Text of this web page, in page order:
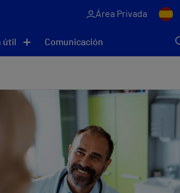
Área Privada
útil Comunicación